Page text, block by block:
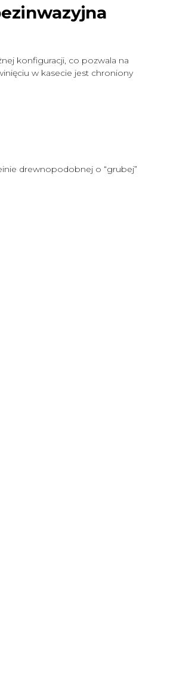
konfiguracji, co pozwala na
w kasecie jest chroniony
drewnopodobnej o “grubej”